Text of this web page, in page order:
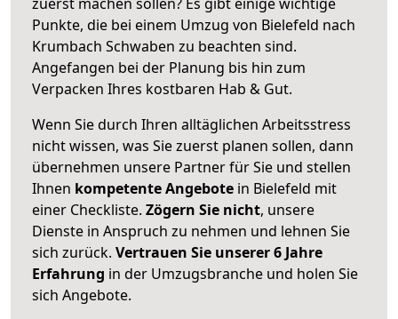
Punkte, die bei einem Umzug von Bielefeld nach
Krumbach Schwaben zu beachten sind.
Angefangen bei der Planung bis hin zum
Verpacken Ihres kostbaren Hab & Gut.
Wenn Sie durch Ihren alltäglichen Arbeitsstress
nicht wissen, was Sie zuerst planen sollen, dann
übernehmen unsere Partner für Sie und stellen
Ihnen kompetente Angebote in Bielefeld mit
einer Checkliste. Zögern Sie nicht, unsere
Dienste in Anspruch zu nehmen und lehnen Sie
sich zurück. Vertrauen Sie unserer 6 Jahre
Erfahrung in der Umzugsbranche und holen Sie
sich Angebote.